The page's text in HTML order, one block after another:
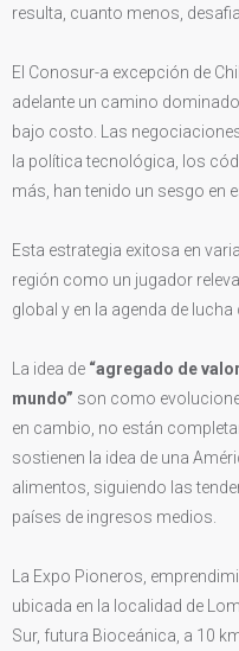
resulta, cuanto menos,
El Conosur-a excepción de
adelante un camino
bajo costo. Las
la política tecnológica, los
más, han tenido un sesgo en
Esta estrategia exitosa en
región como un jugador
global y en la agenda de
La idea de “agregado de
mundo” son como
en cambio, no están
sostienen la idea de una
alimentos, siguiendo las
países de ingresos medios.
La Expo Pioneros,
ubicada en la localidad de
Sur, futura Bioceánica, a 10